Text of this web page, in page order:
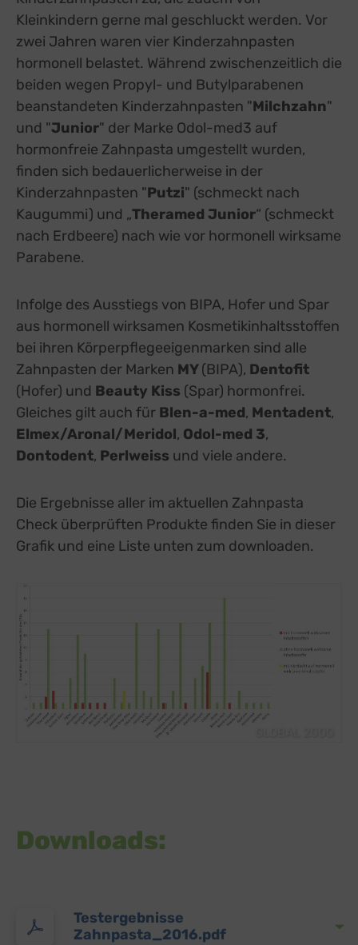
Kleinkindern gerne mal geschluckt werden. Vor
zwei Jahren waren vier Kinderzahnpasten
hormonell belastet. Während zwischenzeitlich die
beiden wegen Propyl- und Butylparabenen
beanstandeten Kinderzahnpasten "Milchzahn"
und "Junior" der Marke Odol-med3 auf
hormonfreie Zahnpasta umgestellt wurden,
finden sich bedauerlicherweise in der
Kinderzahnpasten "Putzi" (schmeckt nach
Kaugummi) und „Theramed Junior“ (schmeckt
nach Erdbeere) nach wie vor hormonell wirksame
Parabene.
Infolge des Ausstiegs von BIPA, Hofer und Spar
aus hormonell wirksamen Kosmetikinhaltsstoffen
bei ihren Körperpflegeeigenmarken sind alle
Zahnpasten der Marken MY(BIPA), Dentofit
(Hofer) und Beauty Kiss (Spar) hormonfrei.
Gleiches gilt auch für Blen-a-med, Mentadent,
Elmex/Aronal/Meridol, Odol-med 3,
Dontodent, Perlweiss und viele andere.
Die Ergebnisse aller im aktuellen Zahnpasta
Check überprüften Produkte finden Sie in dieser
Grafik und eine Liste unten zum downloaden.
Downloads:
Testergebnisse
Zahnpasta_2016.pdf